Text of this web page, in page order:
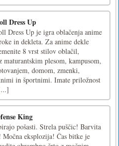
Dress Up
Dress Up je igra oblačenja anime
in dekleta. Za anime dekle
8 vrst stilov oblačil,
maturantskim plesom, kampusom,
domom, zmenki,
in športnimi. Imate priložnost
King
pošasti. Strela puščic! Barvita
eksplozija! Čas bitke je